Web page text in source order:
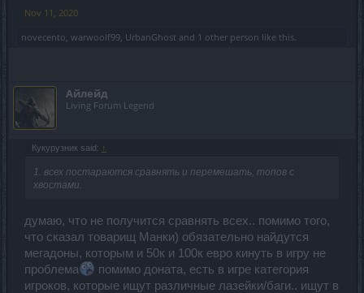
Nov 11, 2020
novecento, warwoolf99, UrbanGhost and 1 other person like this.
Айлейд
Living Forum Legend
Кукурузник said: ↑
1. всех постараются сравнять и перемешать, топов с
хвостами.
думаю, что не получится сравнять всех.. помимо того,
что сказал товарищ Манки) обязательно найдутся
мегадоны, которым и 50к и 100к евро кинуть в игру не
проблема
помимо доната, есть в игре категория
игроков, которые ищут различные лазейки/баги.. ищут в